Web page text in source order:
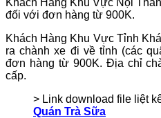
đối với đơn hàng từ 900K.
Khách Hàng Khu Vực Tỉnh
ra chành xe đi về tỉnh (các
đơn hàng từ 900K. Địa chỉ
cấp.
> Link download file liệt
Quán Trà Sữa